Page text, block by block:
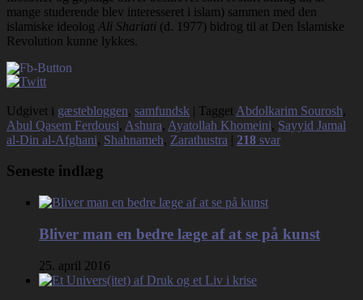
mange studerende blev interesseret i islam) sammen med den
islamiske ideolog Ali Shariati (d. 1977) bidrog til at Den Islamiske
Revolution kunne lykkes.
Udgivet i gæstebloggen, samfundsk | Tagget Abdolkarim Sourosh,
Abul Qasem Ferdousi, Ashura, Ayatollah Khomeini, Sayyid Jamal
al-Din al-Afghani, Shahnameh, Zarathustra | 218 svar
Seneste indlæg
Bliver man en bedre læge af at se på kunst
25. april 2016